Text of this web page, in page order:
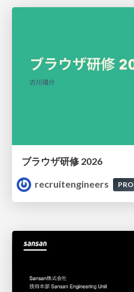
ブラウザ研修 2026
recruitengineers
PRO